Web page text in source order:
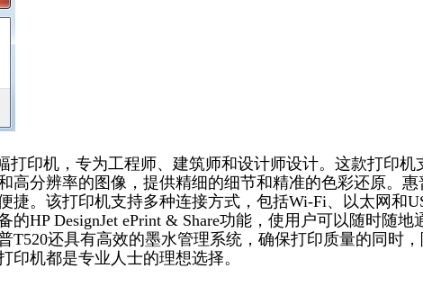
打印机，专为工程师、建筑师和设计师设计。这款打印机
高分辨率的图像，提供精细的细节和精准的色彩还原。惠
捷。该打印机支持多种连接方式，包括Wi-Fi、以太网和
HP DesignJet ePrint & Share功能，使用户可以随时随地
T520还具有高效的墨水管理系统，确保打印质量的同时，
机都是专业人士的理想选择。